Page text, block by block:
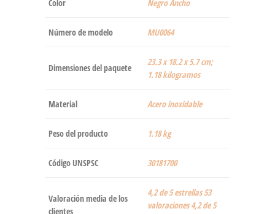
Color ‎Negro Ancho
Número de modelo ‎MU0064
Dimensiones del paquete
‎23.3 x 18.2 x 5.7 cm;
1.18 kilogramos
Material ‎Acero inoxidable
Peso del producto ‎1.18 kg
Código UNSPSC 30181700
Valoración media de los
clientes
4,2 de 5 estrellas 53
valoraciones 4,2 de 5